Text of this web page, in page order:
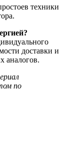
техники
доставки и
аналогов.
по